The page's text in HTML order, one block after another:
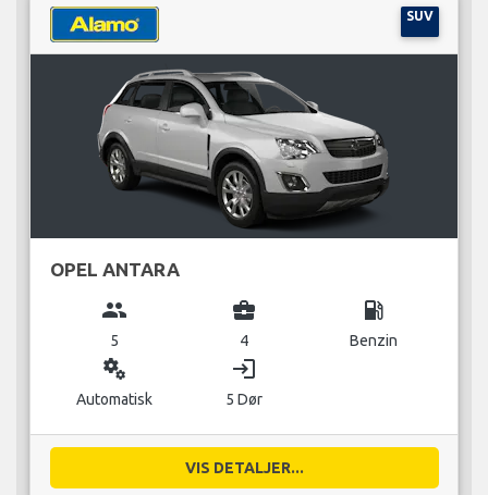
SUV
OPEL ANTARA
group
5
business_center
4
local_gas_station
Benzin
miscellaneous_services
Automatisk
login
5 Dør
VIS DETALJER...